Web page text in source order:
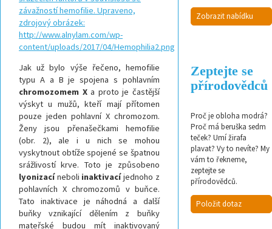
Jak už bylo výše řečeno, hemofilie
typu A a B je spojena s pohlavním
chromozomem Xa proto je častější
výskyt u mužů, kteří mají přítomen
pouze jeden pohlavní X chromozom.
Ženy jsou přenašečkami hemofilie
(obr. 2), ale i u nich se mohou
vyskytnout obtíže spojené se špatnou
srážlivostí krve. Toto je způsobeno
lyonizacíneboli inaktivacíjednoho z
pohlavních X chromozomů v buňce.
Tato inaktivace je náhodná a další
buňky vznikající dělením z buňky
mateřské budou mít inaktivovaný
Zobrazit nabídku
Zeptejte se
přírodovědců
Proč je obloha modrá?
Proč má beruška sedm
teček? Umí žirafa
plavat? Vy to nevíte? My
vám to řekneme,
zeptejte se
přírodovědců.
Položit dotaz